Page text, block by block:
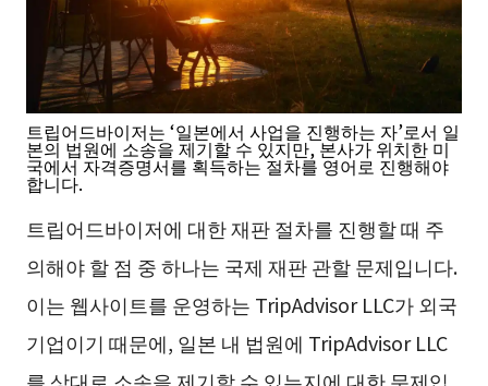
트립어드바이저는 ‘일본에서 사업을 진행하는 자’로서 일
본의 법원에 소송을 제기할 수 있지만, 본사가 위치한 미
국에서 자격증명서를 획득하는 절차를 영어로 진행해야
합니다.
트립어드바이저에 대한 재판 절차를 진행할 때 주
의해야 할 점 중 하나는 국제 재판 관할 문제입니다.
이는 웹사이트를 운영하는 TripAdvisor LLC가 외국
기업이기 때문에, 일본 내 법원에 TripAdvisor LLC